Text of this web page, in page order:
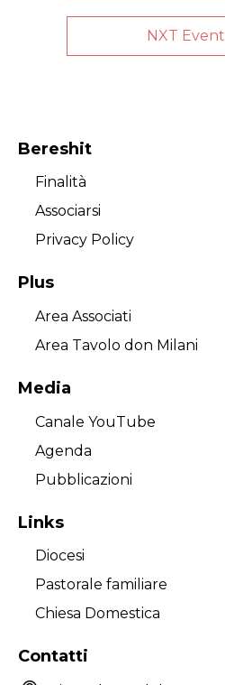
NXT Event
Bereshit
Finalità
Associarsi
Privacy Policy
Plus
Area Associati
Area Tavolo don Milani
Media
Canale YouTube
Agenda
Pubblicazioni
Links
Diocesi
Pastorale familiare
Chiesa Domestica
Contatti